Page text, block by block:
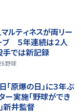
マルティネスが両リー
ブ ５年連続は２人
では新記録
野球
「原爆の日」に３年ぶ
ー実施「野球ができ
新井監督